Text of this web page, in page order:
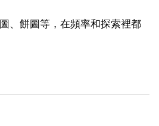
、餅圖等，在頻率和探索裡都